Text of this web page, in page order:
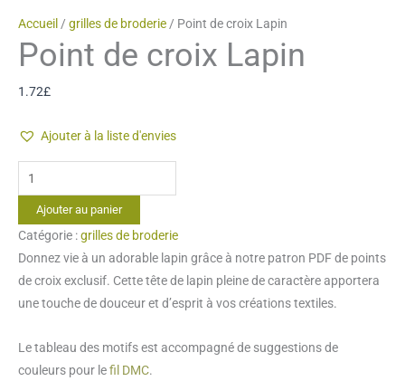
Accueil / grilles de broderie / Point de croix Lapin
Point de croix Lapin
1.72£
Ajouter à la liste d'envies
quantité
de
Point
de
croix
Lapin
Ajouter au panier
Catégorie :grilles de broderie
Donnez vie à un adorable lapin grâce à notre patron PDF de points
de croix exclusif. Cette tête de lapin pleine de caractère apportera
une touche de douceur et d’esprit à vos créations textiles.
Le tableau des motifs est accompagné de suggestions de
couleurs pour lefil DMC.